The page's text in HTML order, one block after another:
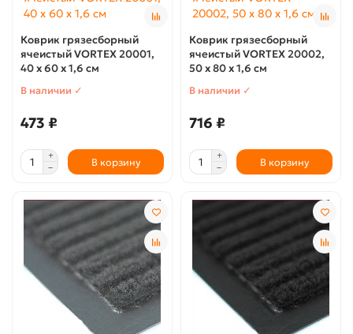
Коврик грязесборный
ячеистый VORTEX 20001,
40 х 60 х 1,6 см
В наличии ✓
473 ₽
В корзину
Коврик грязесборный
ячеистый VORTEX 20002,
50 х 80 х 1,6 см
В наличии ✓
716 ₽
В корзину